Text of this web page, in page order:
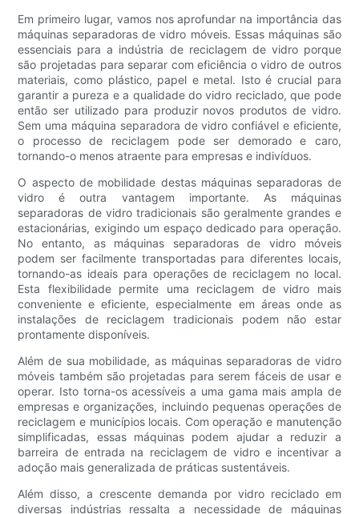
Em primeiro lugar, vamos nos aprofundar na importância das
máquinas separadoras de vidro móveis. Essas máquinas são
essenciais para a indústria de reciclagem de vidro porque
são projetadas para separar com eficiência o vidro de outros
materiais, como plástico, papel e metal. Isto é crucial para
garantir a pureza e a qualidade do vidro reciclado, que pode
então ser utilizado para produzir novos produtos de vidro.
Sem uma máquina separadora de vidro confiável e eficiente,
o processo de reciclagem pode ser demorado e caro,
tornando-o menos atraente para empresas e indivíduos.
O aspecto de mobilidade destas máquinas separadoras de
vidro é outra vantagem importante. As máquinas
separadoras de vidro tradicionais são geralmente grandes e
estacionárias, exigindo um espaço dedicado para operação.
No entanto, as máquinas separadoras de vidro móveis
podem ser facilmente transportadas para diferentes locais,
tornando-as ideais para operações de reciclagem no local.
Esta flexibilidade permite uma reciclagem de vidro mais
conveniente e eficiente, especialmente em áreas onde as
instalações de reciclagem tradicionais podem não estar
prontamente disponíveis.
Além de sua mobilidade, as máquinas separadoras de vidro
móveis também são projetadas para serem fáceis de usar e
operar. Isto torna-os acessíveis a uma gama mais ampla de
empresas e organizações, incluindo pequenas operações de
reciclagem e municípios locais. Com operação e manutenção
simplificadas, essas máquinas podem ajudar a reduzir a
barreira de entrada na reciclagem de vidro e incentivar a
adoção mais generalizada de práticas sustentáveis.
Além disso, a crescente demanda por vidro reciclado em
diversas indústrias ressalta a necessidade de máquinas